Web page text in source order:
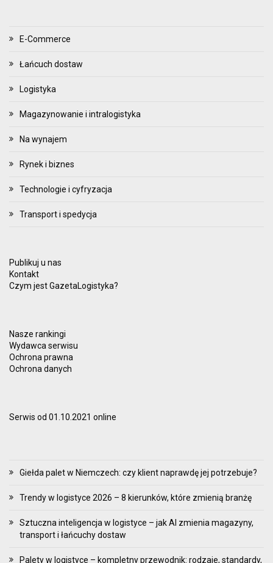
E-Commerce
Łańcuch dostaw
Logistyka
Magazynowanie i intralogistyka
Na wynajem
Rynek i biznes
Technologie i cyfryzacja
Transport i spedycja
Publikuj u nas
Kontakt
Czym jest GazetaLogistyka?
Nasze rankingi
Wydawca serwisu
Ochrona prawna
Ochrona danych
Serwis od 01.10.2021 online
Giełda palet w Niemczech: czy klient naprawdę jej potrzebuje?
Trendy w logistyce 2026 – 8 kierunków, które zmienią branżę
Sztuczna inteligencja w logistyce – jak AI zmienia magazyny,
transport i łańcuchy dostaw
Palety w logistyce – kompletny przewodnik: rodzaje, standardy,